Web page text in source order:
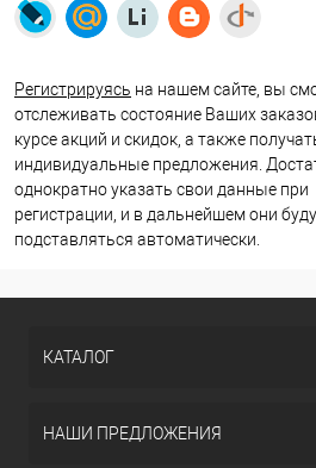
Регистрируясь на нашем сайте, вы
отслеживать состояние Ваших
курсе акций и скидок, а также
индивидуальные предложения.
однократно указать свои данные при
регистрации, и в дальнейшем они
подставляться автоматически.
КАТАЛОГ
НАШИ ПРЕДЛОЖЕНИЯ